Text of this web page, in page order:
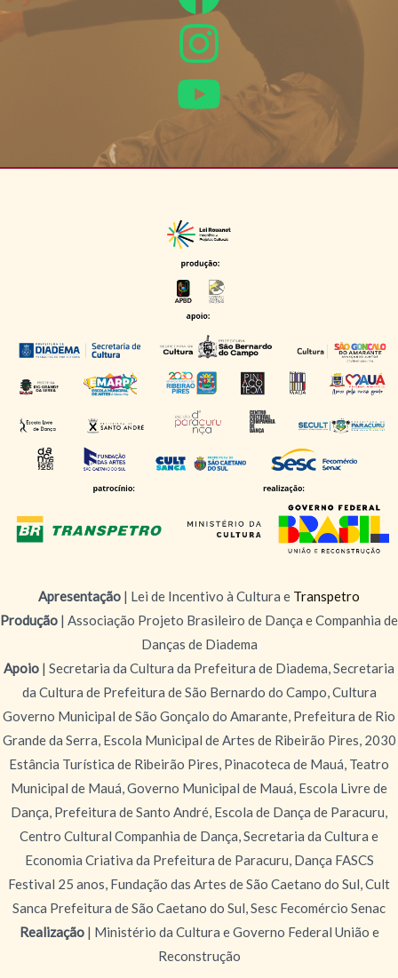
Apresentação | Lei de Incentivo à Cultura e Transpetro
Produção | Associação Projeto Brasileiro de Dança e Companhia de
Danças de Diadema
Apoio | Secretaria da Cultura da Prefeitura de Diadema, Secretaria
da Cultura de Prefeitura de São Bernardo do Campo, Cultura
Governo Municipal de São Gonçalo do Amarante, Prefeitura de Rio
Grande da Serra, Escola Municipal de Artes de Ribeirão Pires, 2030
Estância Turística de Ribeirão Pires, Pinacoteca de Mauá, Teatro
Municipal de Mauá, Governo Municipal de Mauá, Escola Livre de
Dança, Prefeitura de Santo André, Escola de Dança de Paracuru,
Centro Cultural Companhia de Dança, Secretaria da Cultura e
Economia Criativa da Prefeitura de Paracuru, Dança FASCS
Festival 25 anos, Fundação das Artes de São Caetano do Sul, Cult
Sanca Prefeitura de São Caetano do Sul, Sesc Fecomércio Senac
Realização| Ministério da Cultura e Governo Federal União e
Reconstrução